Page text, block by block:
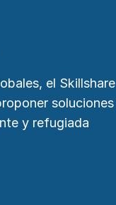
el Skillshare
soluciones
y refugiada